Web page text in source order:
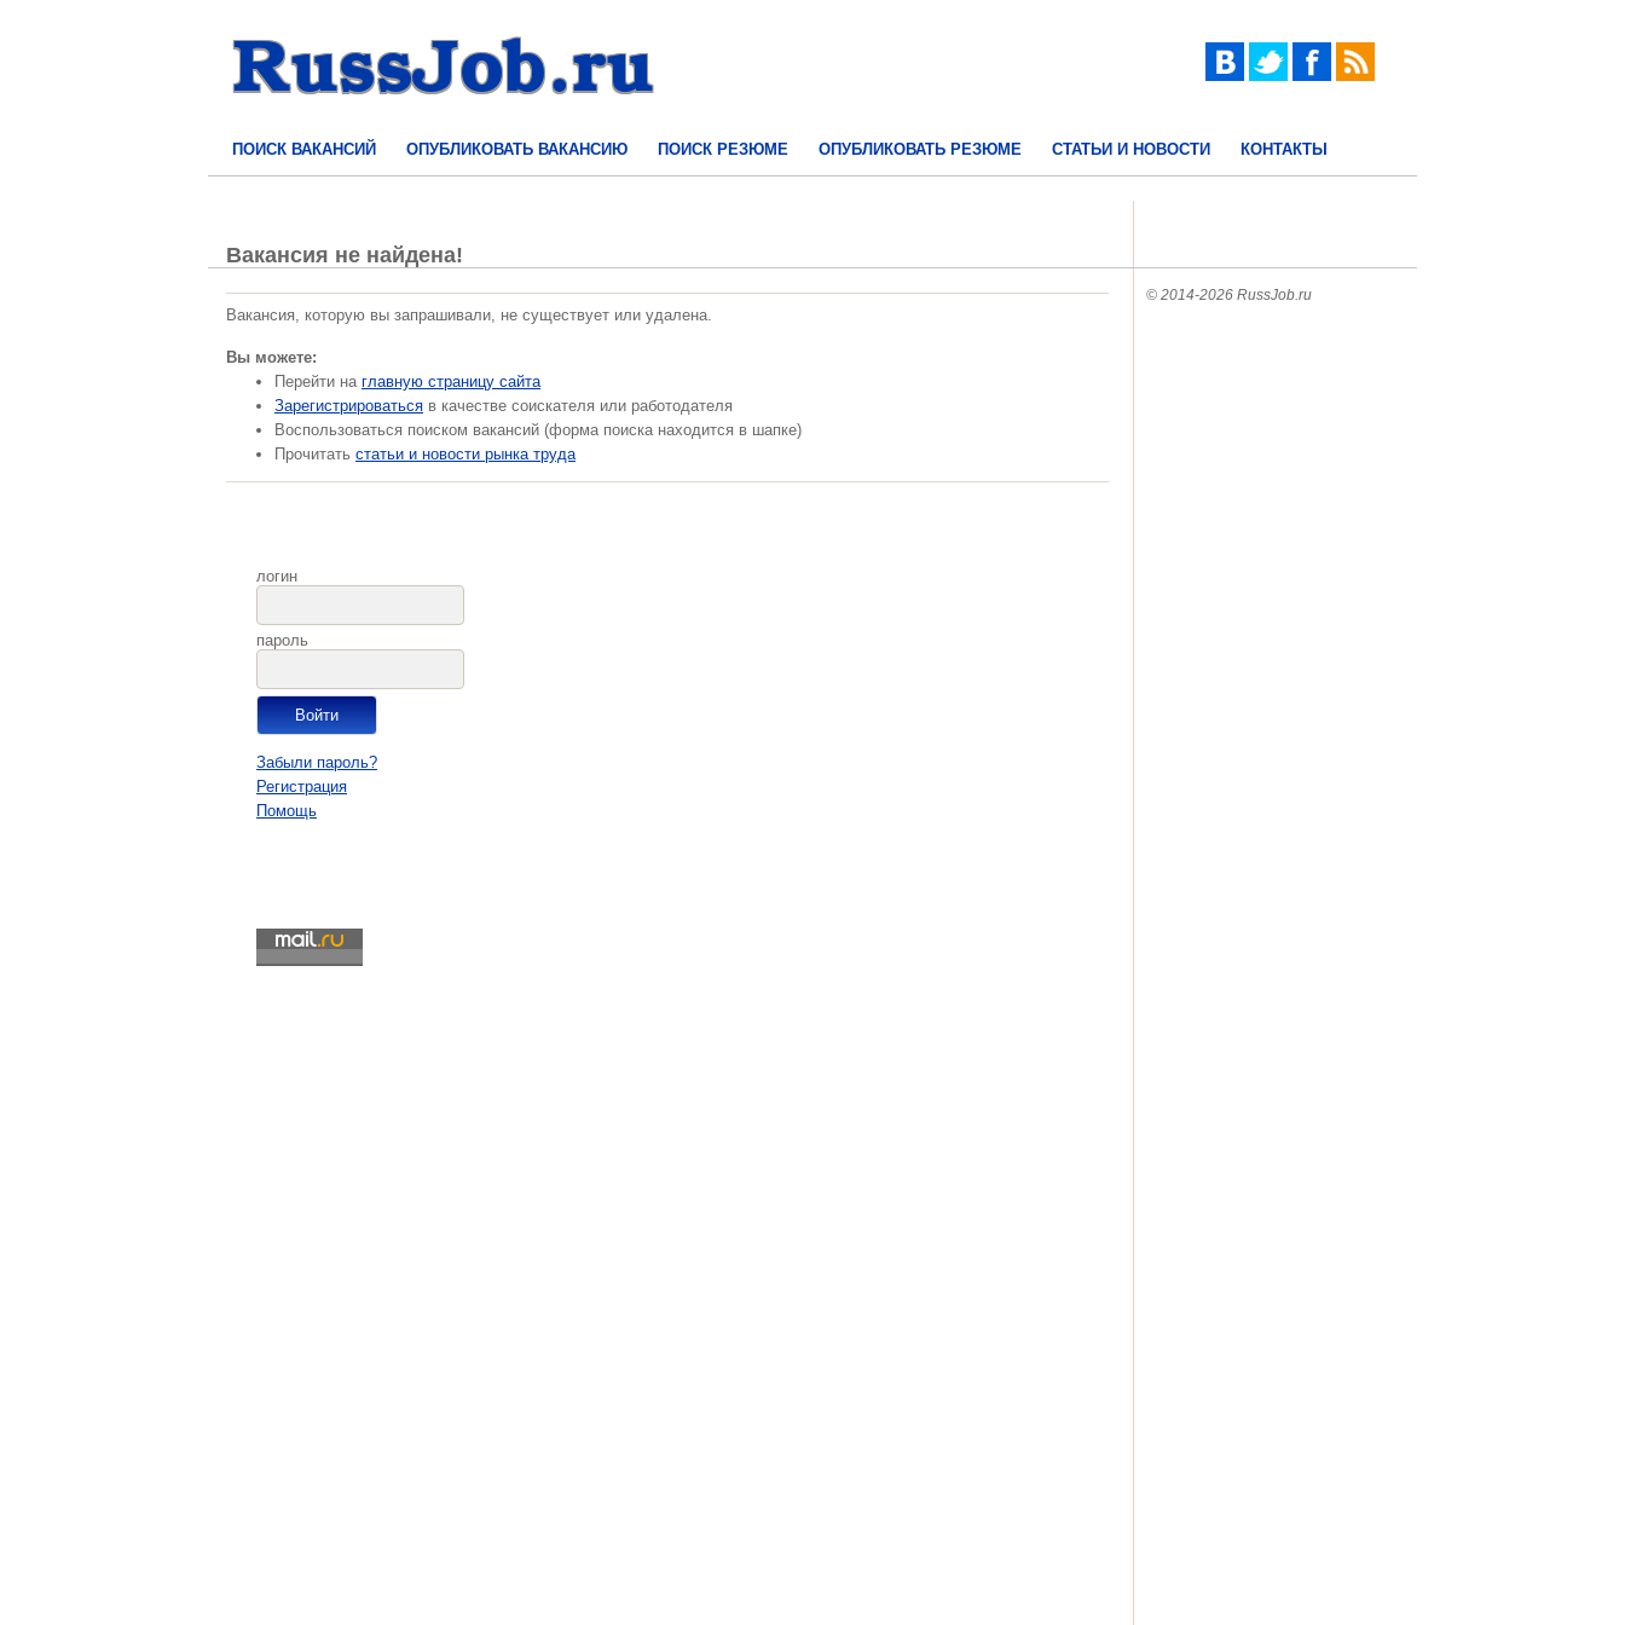
ПОИСК ВАКАНСИЙ ОПУБЛИКОВАТЬ ВАКАНСИЮ ПОИСК РЕЗЮМЕ ОПУБЛИКОВАТЬ РЕЗЮМЕ СТАТЬИ И НОВОСТИ КОНТАКТЫ
Вакансия не найдена!
Вакансия, которую вы запрашивали, не существует или удалена.
Вы можете:
Перейти на главную страницу сайта
Зарегистрироваться в качестве соискателя или работодателя
Воспользоваться поиском вакансий (форма поиска находится в шапке)
Прочитать статьи и новости рынка труда
логин
пароль
Забыли пароль?
Регистрация
Помощь
© 2014-2026 RussJob.ru